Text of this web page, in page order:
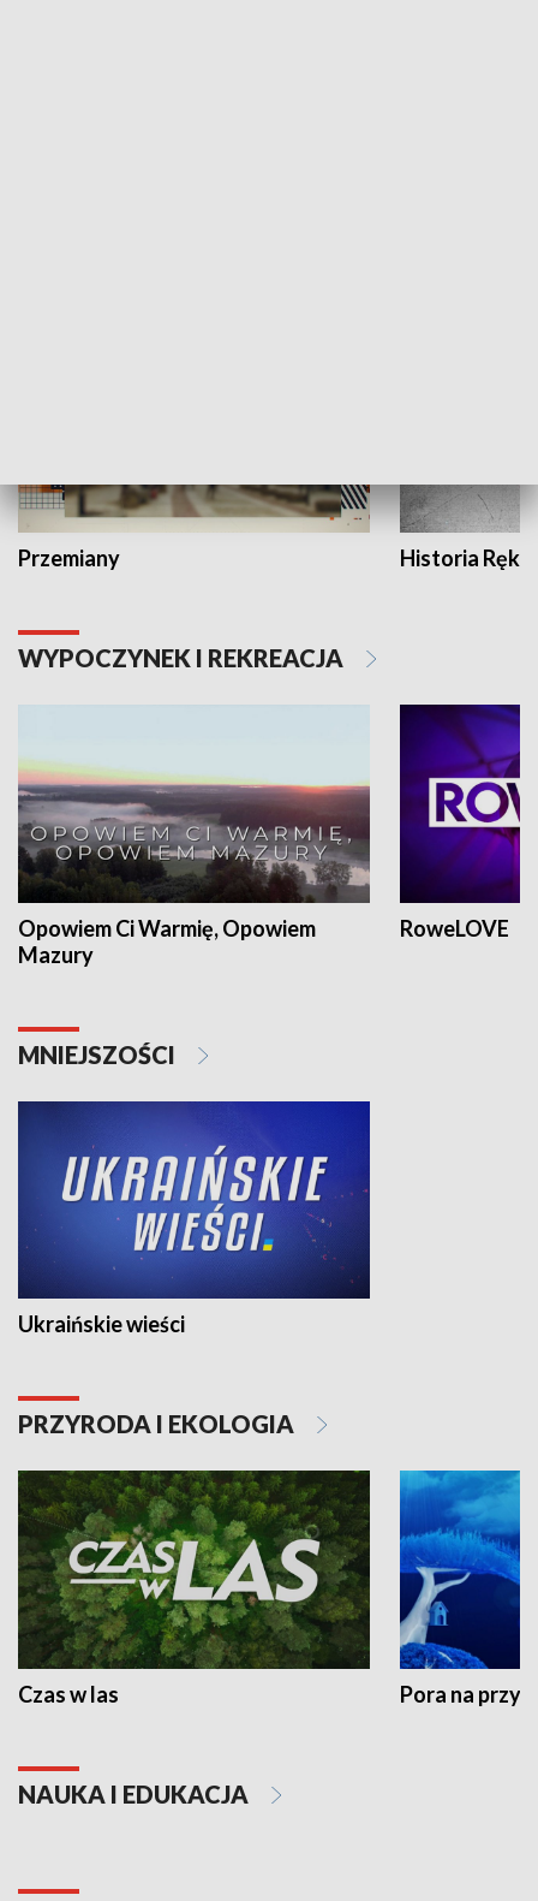
Przemiany Historia Ręką
WYPOCZYNEK I REKREACJA
Opowiem Ci Warmię, Opowiem
Mazury
RoweLOVE
MNIEJSZOŚCI
Ukraińskie wieści
PRZYRODA I EKOLOGIA
Czas w las Pora na
NAUKA I EDUKACJA